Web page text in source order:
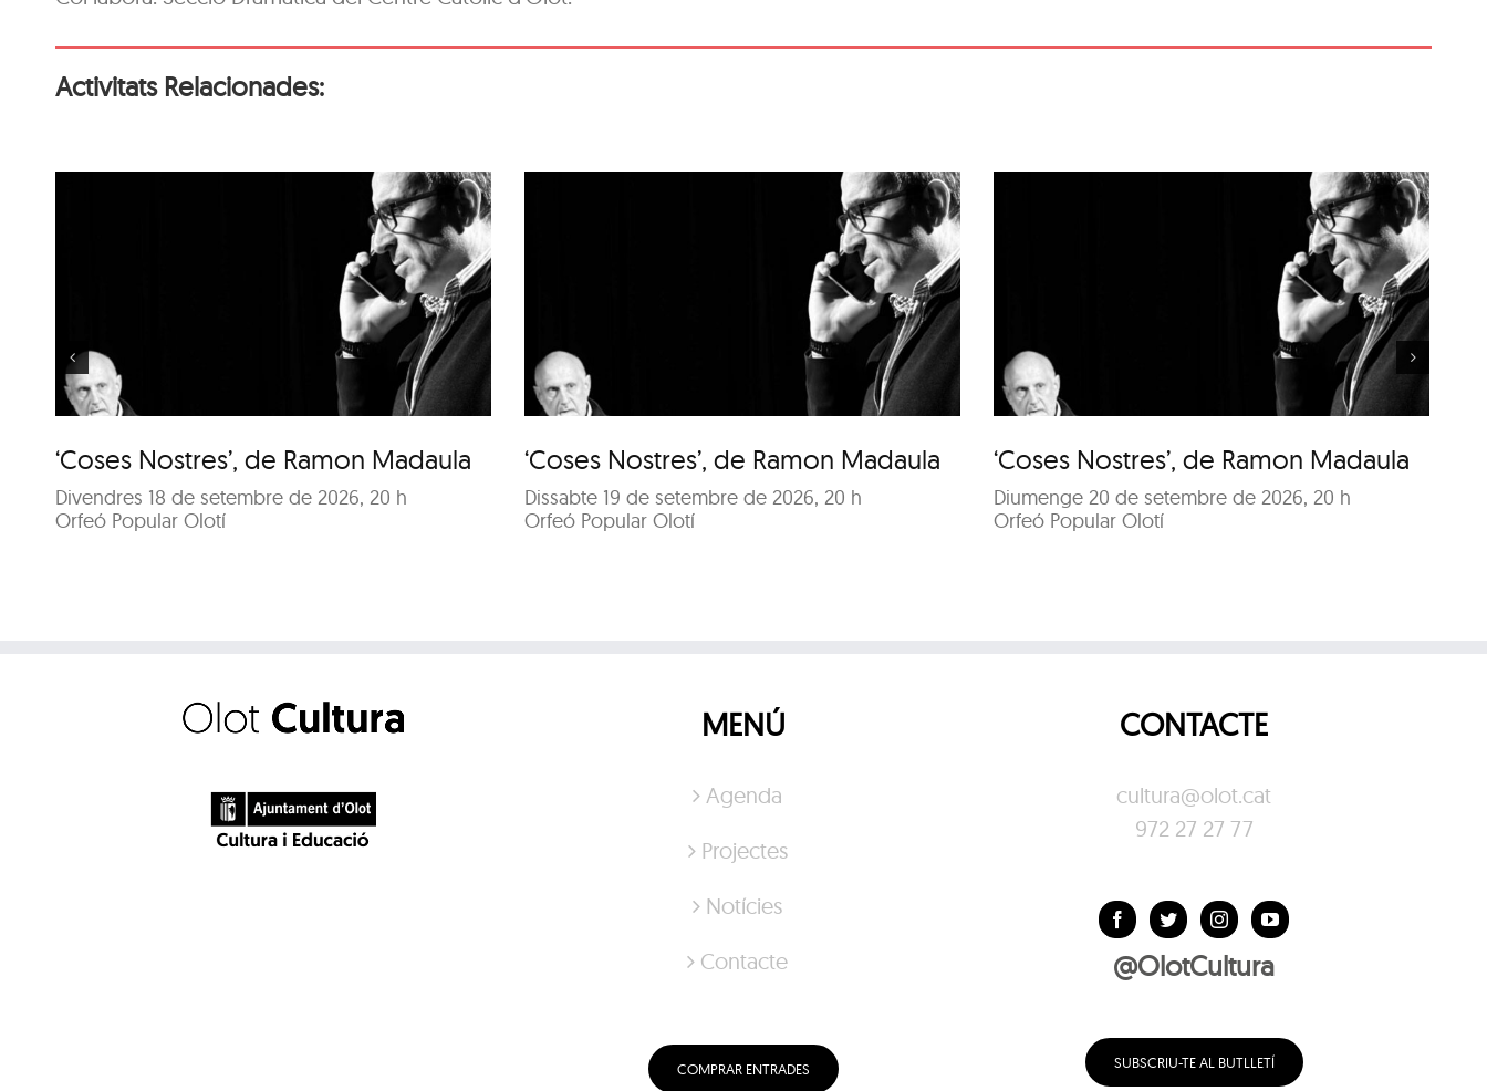
Activitats Relacionades:
‘Coses Nostres’, de Ramon Madaula
Divendres 18 de setembre de 2026, 20 h
Orfeó Popular Olotí
‘Coses Nostres’, de
Ramon Madaula
‘Coses Nostres’, de Ramon Madaula
Dissabte 19 de setembre de 2026, 20 h
Orfeó Popular Olotí
‘Coses Nostres’, de
Ramon Madaula
‘Coses Nostres’, de Ramon Madaula
Diumenge 20 de setembre de 2026, 20 h
Orfeó Popular Olotí
‘Coses Nostres’, de
Ramon Madaula
MENÚ
Agenda
Projectes
Notícies
Contacte
COMPRAR ENTRADES
CONTACTE
cultura@olot.cat
972 27 27 77
@OlotCultura
SUBSCRIU-TE AL BUTLLETÍ